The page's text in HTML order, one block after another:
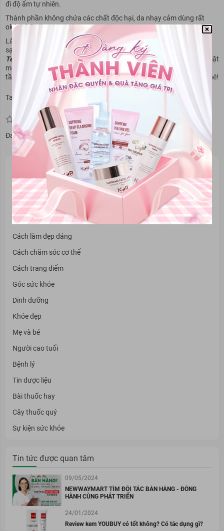
đi độ ẩm tự nhiên.
Thành phần không chứa các chất độc hại, da nhạy cảm dùng rất
okila nhé.
Làn da sau một ngày dài “vật lộn” với môi trường rất cần được làm
sạch và bảo vệ cẩn thận.Review sữa rửa mặt Fresh White Sand
Tenamyd có tốt không
đã giúp bạn biết thêm về một loại sữa rửa mặt
mới, nhìn chung em này làm sạch và có lợi ích cho da khá ổn trong
tầm giá, các nàng có thể cân nhắc lựa chọn em sữa rửa mặt này nhé!
Tags: Bí quyết làm đẹp
Đánh giá bài viết
Danh mục tin
Cẩm nang làm đẹp
Cách chăm sóc da
Cách chăm sóc tóc
Cách làm đẹp dáng
Cách chăm sóc cơ thể
Cách trang điểm
Góc sức khỏe
Dinh dưỡng
Khỏe đẹp
Mẹ và bé
Người cao tuổi
Bệnh lý
Tin dược liệu
Bài thuốc hay
Cây thuốc quý
Sự kiện sức khỏe
Tin tức được quan tâm
09/05/2024
NEWWAYMART TÌM ĐỐI TÁC BÁN HÀNG - ĐỒNG
HÀNH CÙNG PHÁT TRIỂN
24/01/2024
Review kem YOUBUY có tốt không? Có tác dụng gì?